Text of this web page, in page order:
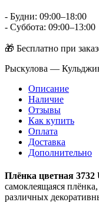
- Будни: 09:00–18:00
- Суббота: 09:00–13:00
🎁 Бесплатно при
Рыскулова —
Описание
Наличие
Отзывы
Как купить
Оплата
Доставка
Дополнительно
Плёнка цветная 3732
самоклеящаяся
различных